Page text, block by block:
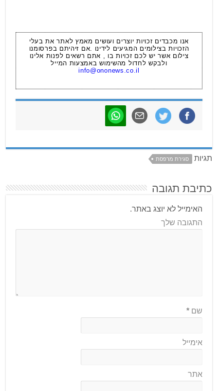
אנו מכבדים זכויות יוצרים ועושים מאמץ לאתר את בעלי
הזכויות בצילומים המגיעים לידינו .אם זיהיתם בפרסומנו
צילום אשר יש לכם זכויות בו , אתם רשאים לפנות אלינו
ולבקש לחדול מהשימוש באמצעות המייל
info@ononews.co.il
תגיות סגירת מרפסת
כתיבת תגובה
האימייל לא יוצג באתר.
התגובה שלך
שם*
אימייל
אתר